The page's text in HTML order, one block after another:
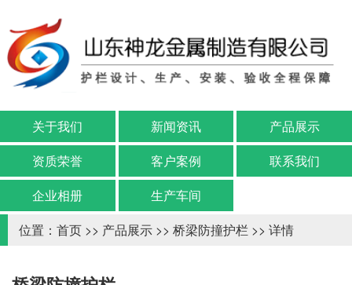
关于我们 新闻资讯
产品展示
资质荣誉
客户案例
联系我们
企业相册
生产车间
位置： 首页 >> 产品展示 >> 桥梁防撞护栏 >> 详情